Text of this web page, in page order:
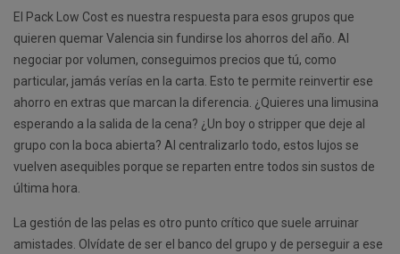
El Pack Low Cost es nuestra respuesta para esos grupos que
quieren quemar Valencia sin fundirse los ahorros del año. Al
negociar por volumen, conseguimos precios que tú, como
particular, jamás verías en la carta. Esto te permite reinvertir ese
ahorro en extras que marcan la diferencia. ¿Quieres una limusina
esperando a la salida de la cena? ¿Un boy o stripper que deje al
grupo con la boca abierta? Al centralizarlo todo, estos lujos se
vuelven asequibles porque se reparten entre todos sin sustos de
última hora.
La gestión de las pelas es otro punto crítico que suele arruinar
amistades. Olvídate de ser el banco del grupo y de perseguir a ese